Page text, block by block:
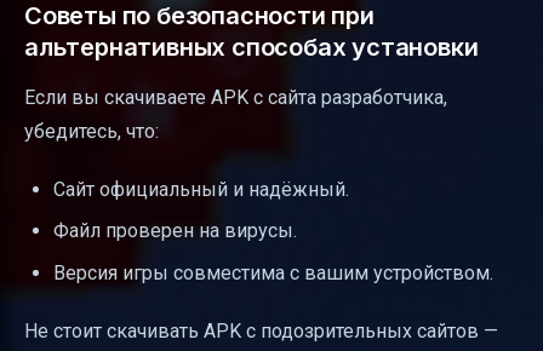
Советы по безопасности при
альтернативных способах установки
Если вы скачиваете APK с сайта разработчика,
убедитесь, что:
Сайт официальный и надёжный.
Файл проверен на вирусы.
Версия игры совместима с вашим устройством.
Не стоит скачивать APK с подозрительных сайтов —